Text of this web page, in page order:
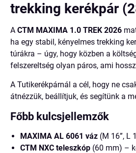
trekking kerékpár
ACTM MAXIMA 1.0 TREK 2026
ha egy stabil, kényelmes trekking
túrákra – úgy, hogy közben a
felszereltség olyan páros, ami
A Tutikerékpárnál a cél, hogy ne
átnézzük, beállítjuk, és segítünk a
Főbb kulcsjellemzők
MAXIMA AL 6061 váz (M 16”, L
CTM NXC teleszkóp (60 mm) –